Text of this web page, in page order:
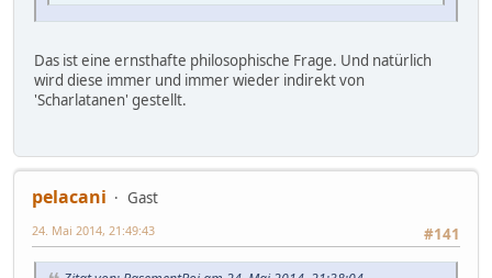
Das ist eine ernsthafte philosophische Frage. Und natürlich
wird diese immer und immer wieder indirekt von
'Scharlatanen' gestellt.
pelacani
Gast
#141
24. Mai 2014, 21:49:43